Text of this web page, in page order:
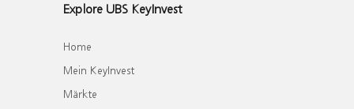
Explore UBS KeyInvest
Home
Mein KeyInvest
Märkte